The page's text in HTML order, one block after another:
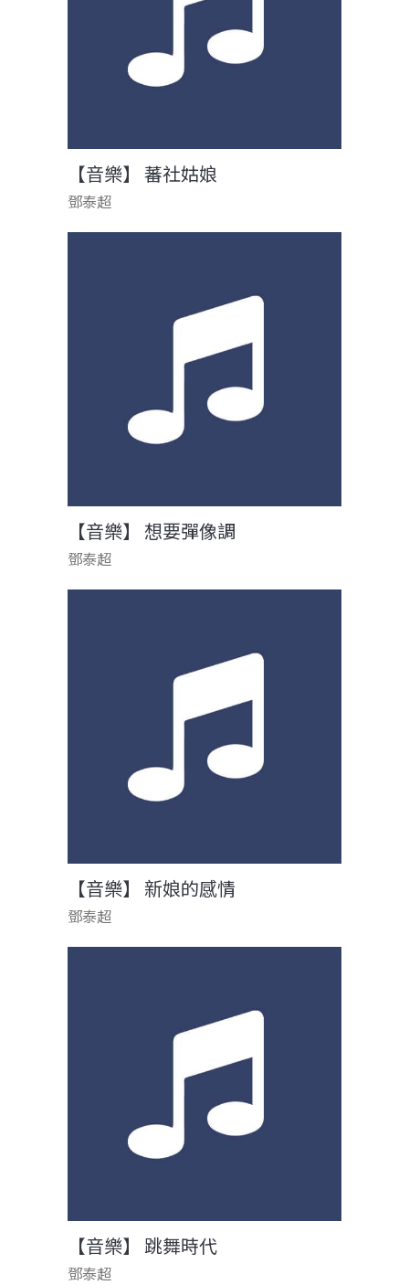
【音樂】 蕃社姑娘
鄧泰超
【音樂】 想要彈像調
鄧泰超
【音樂】 新娘的感情
鄧泰超
【音樂】 跳舞時代
鄧泰超